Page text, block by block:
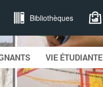
Bibliothèques
VIE ÉTUDIANTE